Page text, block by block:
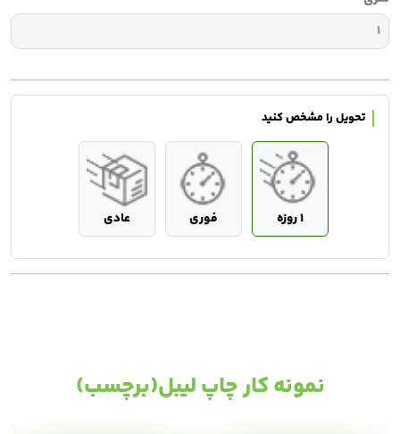
تحویل را مشخص کنید
1 روزه فوری عادی
نمونه کار چاپ لیبل(برچسب)